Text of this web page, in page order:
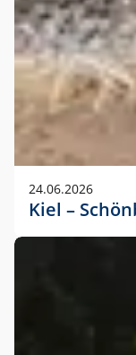
24.06.2026
Kiel –